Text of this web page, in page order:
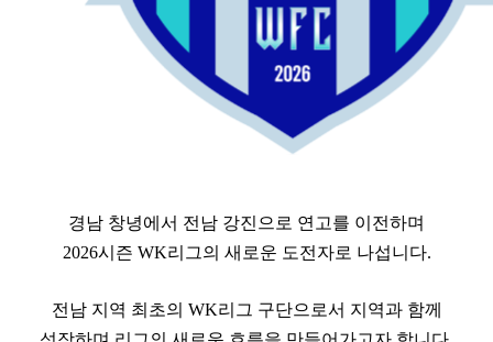
경남 창녕에서 전남 강진으로 연고를 이전하며
2026시즌 WK리그의 새로운 도전자로 나섭니다.
전남 지역 최초의 WK리그 구단으로서 지역과 함께